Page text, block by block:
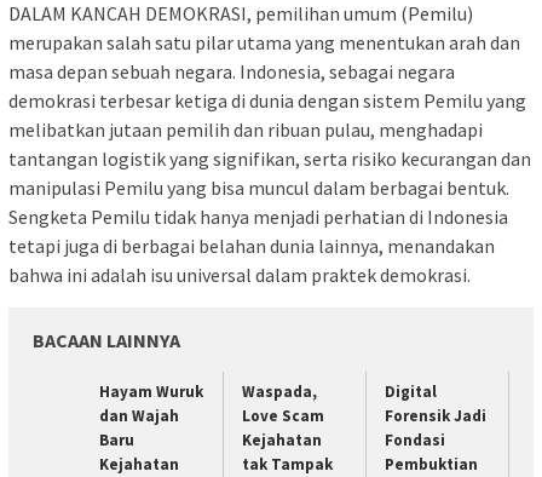
DALAM KANCAH DEMOKRASI, pemilihan umum (Pemilu)
merupakan salah satu pilar utama yang menentukan arah dan
masa depan sebuah negara. Indonesia, sebagai negara
demokrasi terbesar ketiga di dunia dengan sistem Pemilu yang
melibatkan jutaan pemilih dan ribuan pulau, menghadapi
tantangan logistik yang signifikan, serta risiko kecurangan dan
manipulasi Pemilu yang bisa muncul dalam berbagai bentuk.
Sengketa Pemilu tidak hanya menjadi perhatian di Indonesia
tetapi juga di berbagai belahan dunia lainnya, menandakan
bahwa ini adalah isu universal dalam praktek demokrasi.
BACAAN LAINNYA
Hayam Wuruk
dan Wajah
Baru
Kejahatan
Waspada,
Love Scam
Kejahatan
tak Tampak
Digital
Forensik Jadi
Fondasi
Pembuktian